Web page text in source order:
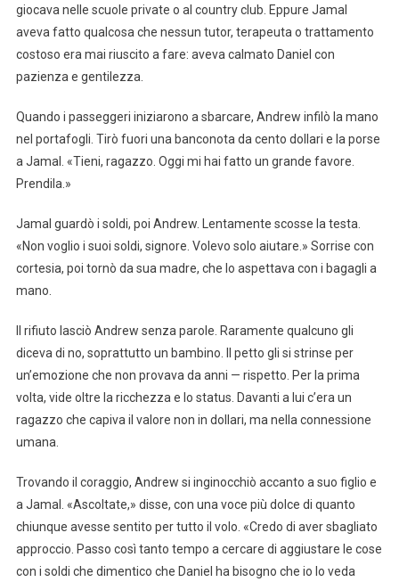
giocava nelle scuole private o al country club. Eppure Jamal
aveva fatto qualcosa che nessun tutor, terapeuta o trattamento
costoso era mai riuscito a fare: aveva calmato Daniel con
pazienza e gentilezza.
Quando i passeggeri iniziarono a sbarcare, Andrew infilò la mano
nel portafogli. Tirò fuori una banconota da cento dollari e la porse
a Jamal. «Tieni, ragazzo. Oggi mi hai fatto un grande favore.
Prendila.»
Jamal guardò i soldi, poi Andrew. Lentamente scosse la testa.
«Non voglio i suoi soldi, signore. Volevo solo aiutare.» Sorrise con
cortesia, poi tornò da sua madre, che lo aspettava con i bagagli a
mano.
Il rifiuto lasciò Andrew senza parole. Raramente qualcuno gli
diceva di no, soprattutto un bambino. Il petto gli si strinse per
un’emozione che non provava da anni — rispetto. Per la prima
volta, vide oltre la ricchezza e lo status. Davanti a lui c’era un
ragazzo che capiva il valore non in dollari, ma nella connessione
umana.
Trovando il coraggio, Andrew si inginocchiò accanto a suo figlio e
a Jamal. «Ascoltate,» disse, con una voce più dolce di quanto
chiunque avesse sentito per tutto il volo. «Credo di aver sbagliato
approccio. Passo così tanto tempo a cercare di aggiustare le cose
con i soldi che dimentico che Daniel ha bisogno che io lo veda